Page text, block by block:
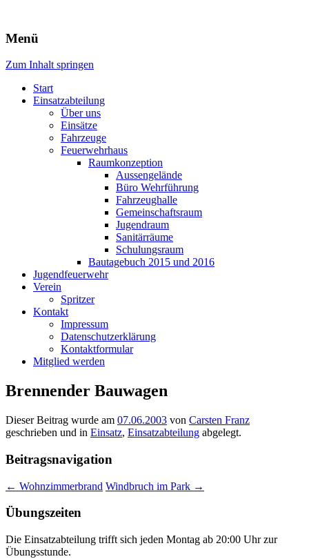
Freiwillige Feuerwehr Rodheim
v.d.H.
Menü
Zum Inhalt springen
Start
Einsatzabteilung
Über uns
Einsätze
Fahrzeuge
Feuerwehrhaus
Raumkonzeption
Aussengelände
Büro Wehrführung
Fahrzeughalle
Gemeinschaftsraum
Jugendraum
Sanitärräume
Schulungsraum
Bautagebuch 2015 und 2016
Jugendfeuerwehr
Verein
Spritzer
Kontakt
Impressum
Datenschutzerklärung
Kontaktformular
Mitglied werden
Brennender Bauwagen
Dieser Beitrag wurde am 07.06.2003 von Carsten Franz
geschrieben und in Einsatz, Einsatzabteilung abgelegt.
Beitragsnavigation
← Wohnzimmerbrand Windbruch im Park →
Übungszeiten
Die Einsatzabteilung trifft sich jeden Montag ab 20:00 Uhr zur
Übungsstunde.